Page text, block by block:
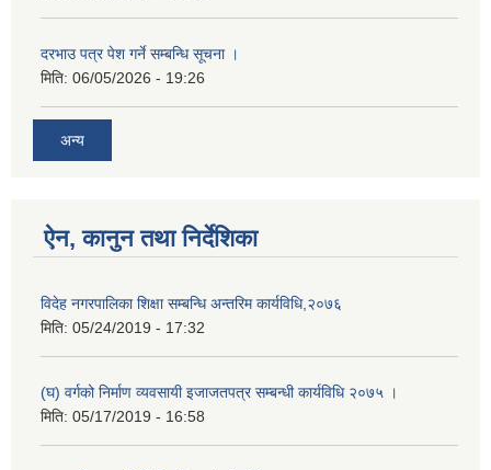
दरभाउ पत्र पेश गर्ने सम्बन्धि सूचना ।
मिति: 06/05/2026 - 19:26
अन्य
ऐन, कानुन तथा निर्देशिका
विदेह नगरपालिका शिक्षा सम्बन्धि अन्तरिम कार्यविधि,२०७६
मिति: 05/24/2019 - 17:32
(घ) वर्गको निर्माण व्यवसायी इजाजतपत्र सम्बन्धी कार्यविधि २०७५ ।
मिति: 05/17/2019 - 16:58